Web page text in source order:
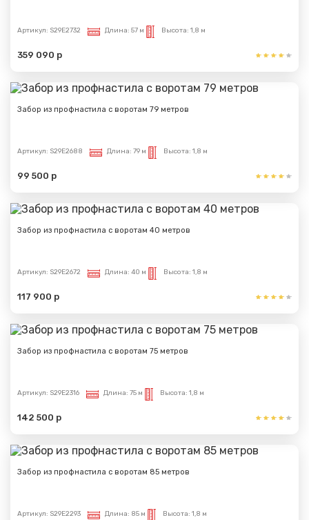
Артикул: S29E2732 Длина: 57 м Высота: 1,8 м
359 090 р
Забор из профнастила с воротам 79 метров
Артикул: S29E2688 Длина: 79 м Высота: 1,8 м
99 500 р
Забор из профнастила с воротам 40 метров
Артикул: S29E2672 Длина: 40 м Высота: 1,8 м
117 900 р
Забор из профнастила с воротам 75 метров
Артикул: S29E2316 Длина: 75 м Высота: 1,8 м
142 500 р
Забор из профнастила с воротам 85 метров
Артикул: S29E2293 Длина: 85 м Высота: 1,8 м